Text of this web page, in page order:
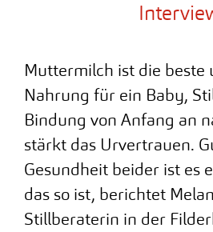
Muttermilch ist die beste
Nahrung für ein Baby,
Bindung von Anfang an
stärkt das Urvertrauen.
Gesundheit beider ist es
das so ist, berichtet
Stillberaterin in der